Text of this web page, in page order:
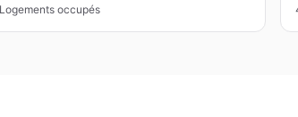
Logements occupés